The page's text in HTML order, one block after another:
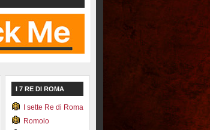
I 7 RE DI ROMA
I sette Re di Roma
Romolo